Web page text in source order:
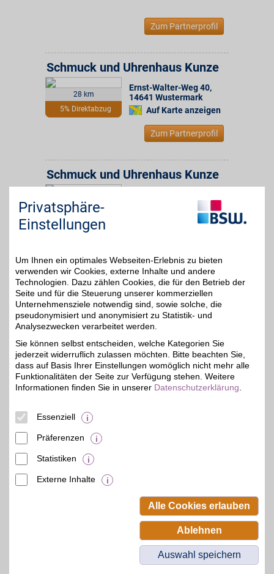
Zum Partnerprofil
28 km
5% Direktabzug
Schmuck und Uhrenhaus Kunze
Ernst-Walter-Weg 40,
14641 Wustermark
Auf Karte anzeigen
Zum Partnerprofil
28,2 km
5% Direktabzug
Schmuck und Uhrenhaus Kunze
Auf Karte anzeigen
28,9 km
5% Direktabzug
Gold DOCK Watch Store
Alter Spandauer Weg 1,
14641
Wustermark
Auf Karte anzeigen
Zum Partnerprofil
36,9 km
Uhrmachermeister-Juwelier Olaf Stackebrandt
Beamten-Selbsthilfewerk GmbH.
Privatsphäre-
Einstellungen
Um Ihnen ein optimales Webseiten-Erlebnis zu bieten
verwenden wir Cookies, externe Inhalte und andere
Technologien. Dazu zählen Cookies, die für den Betrieb der
Seite und für die Steuerung unserer kommerziellen
Unternehmensziele notwendig sind, sowie solche, die
pseudonymisiert und anonymisiert zu Statistik- und
Analysezwecken verarbeitet werden.
Sie können selbst entscheiden, welche Kategorien Sie
jederzeit widerruflich zulassen möchten. Bitte beachten Sie,
dass auf Basis Ihrer Einstellungen womöglich nicht mehr alle
Funktionalitäten der Seite zur Verfügung stehen. Weitere
Informationen finden Sie in unserer Datenschutzerklärung
Essenziell
Präferenzen
Statistiken
Externe Inhalte
Alle Cookies erlauben
Ablehnen
Auswahl speichern